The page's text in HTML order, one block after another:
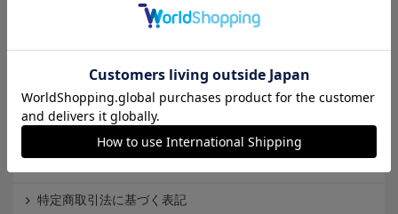
利用規約
特定商取引法に基づく表記